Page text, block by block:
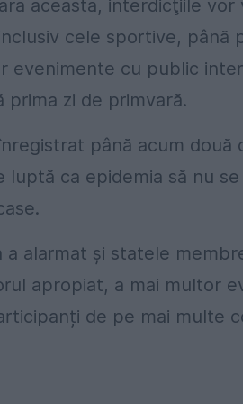
aceasta, interdicţiile
cele sportive, până
evenimente cu public
prima zi de primvară.
până acum
luptă ca epidemia să nu
a alarmat și statele
apropiat, a mai multor
de pe mai multe